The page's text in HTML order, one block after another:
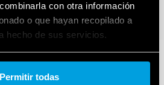
con otra información
o que hayan recopilado a
hecho de sus servicios.
Permitir todas